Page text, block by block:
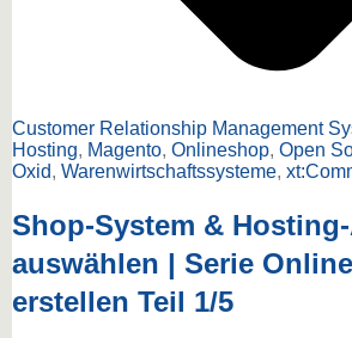
Customer Relationship Management
Hosting, Magento, Onlineshop, Open
Oxid, Warenwirtschaftssysteme,
Shop-System &
auswählen | Serie
erstellen Teil 1/5